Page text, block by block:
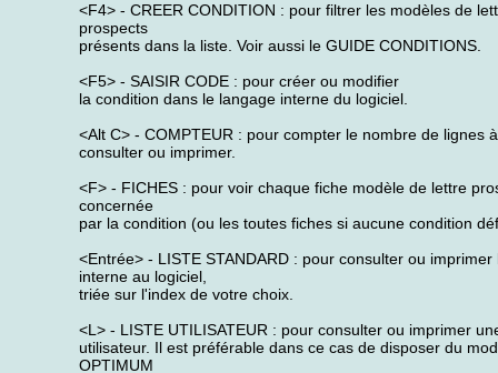
<F4> - CREER CONDITION : pour filtrer les modèles de
prospects
présents dans la liste. Voir aussi le GUIDE CONDITIONS.
<F5> - SAISIR CODE : pour créer ou modifier
la condition dans le langage interne du logiciel.
<Alt C> - COMPTEUR : pour compter le nombre de lignes à
consulter ou imprimer.
<F> - FICHES : pour voir chaque fiche modèle de lettre
concernée
par la condition (ou les toutes fiches si aucune condition
<Entrée> - LISTE STANDARD : pour consulter ou imprimer
interne au logiciel,
triée sur l'index de votre choix.
<L> - LISTE UTILISATEUR : pour consulter ou imprimer
utilisateur. Il est préférable dans ce cas de disposer du
OPTIMUM